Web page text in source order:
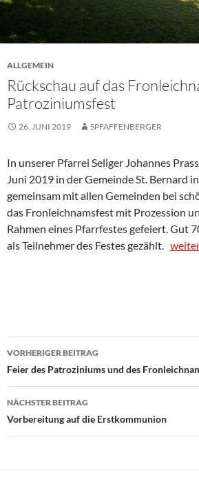
ALLGEMEIN
Rückschau auf das
Patroziniumsfest
26. JUNI 2019 SPFAFFENBERGER
In unserer Pfarrei Seliger Johannes
Juni 2019 in der Gemeinde St. Bernard
gemeinsam mit allen Gemeinden bei
das Fronleichnamsfest mit Prozession
Rahmen eines Pfarrfestes gefeiert. Gut
als Teilnehmer des Festes gezählt.
Beitragsnavigation
VORHERIGER BEITRAG
Feier des Patroziniums und des
NÄCHSTER BEITRAG
Vorbereitung auf die Erstkommunion